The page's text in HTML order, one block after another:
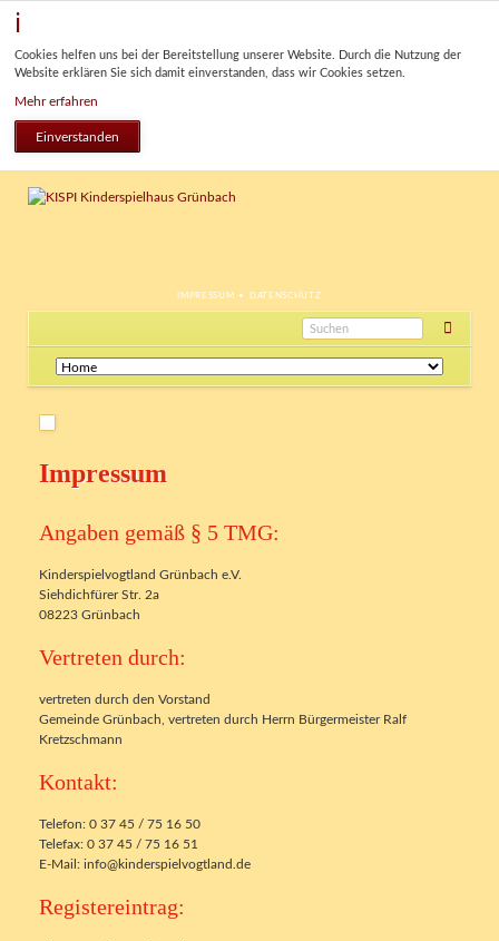
Cookies helfen uns bei der Bereitstellung unserer Website. Durch die Nutzung der
Website erklären Sie sich damit einverstanden, dass wir Cookies setzen.
Mehr erfahren
Einverstanden
NAVIGATION
IMPRESSUM DATENSCHUTZ
Navigation
überspringen
Impressum
Angaben gemäß § 5 TMG:
Kinderspielvogtland Grünbach e.V.
Siehdichfürer Str. 2a
08223 Grünbach
Vertreten durch:
vertreten durch den Vorstand
Gemeinde Grünbach, vertreten durch Herrn Bürgermeister Ralf
Kretzschmann
Kontakt:
Telefon: 0 37 45 / 75 16 50
Telefax: 0 37 45 / 75 16 51
E-Mail: info@kinderspielvogtland.de
Registereintrag: